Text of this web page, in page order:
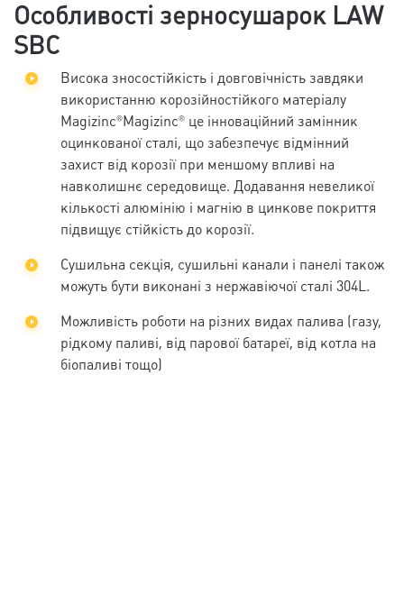
Особливості зерносушарок LAW
SBC
Висока зносостійкість і довговічність завдяки
використанню корозійностійкого матеріалу
Magizinc®Magizinc® це інноваційний замінник
оцинкованої сталі, що забезпечує відмінний
захист від корозії при меншому впливі на
навколишнє середовище. Додавання невеликої
кількості алюмінію і магнію в цинкове покриття
підвищує стійкість до корозії.
Сушильна секція, сушильні канали і панелі також
можуть бути виконані з нержавіючої сталі 304L.
Можливість роботи на різних видах палива (газу,
рідкому паливі, від парової батареї, від котла на
біопаливі тощо)